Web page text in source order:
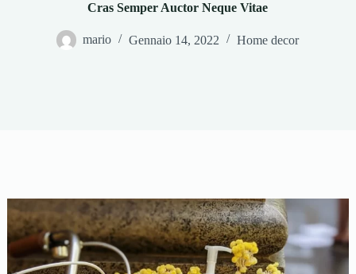
Cras Semper Auctor Neque Vitae
mario Gennaio 14, 2022 Home decor